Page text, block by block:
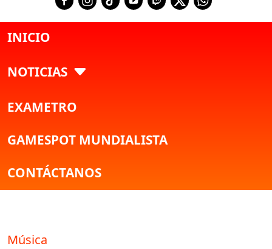
INICIO
NOTICIAS
EXAMETRO
GAMESPOT MUNDIALISTA
CONTÁCTANOS
Música